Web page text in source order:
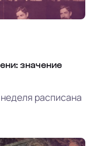
значение
расписана